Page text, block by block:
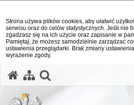
Strona używa plików cookies, aby ułatwić
serwisu oraz do celów statystycznych. Jeśli nie
zgadzasz się na ich użycie oraz zapisanie w
Pamiętaj, że możesz samodzielnie zarządzać
ustawienia przeglądarki. Brak zmiany
wyrażenie zgody.